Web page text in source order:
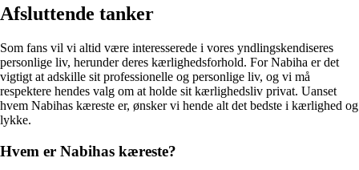
Afsluttende tanker
Som fans vil vi altid være interesserede i vores yndlingskendiseres
personlige liv, herunder deres kærlighedsforhold. For Nabiha er det
vigtigt at adskille sit professionelle og personlige liv, og vi må
respektere hendes valg om at holde sit kærlighedsliv privat. Uanset
hvem Nabihas kæreste er, ønsker vi hende alt det bedste i kærlighed og
lykke.
Hvem er Nabihas kæreste?